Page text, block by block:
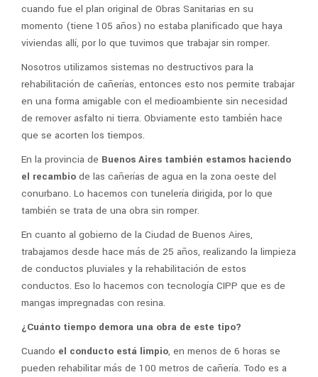
cuando fue el plan original de Obras Sanitarias en su
momento (tiene 105 años) no estaba planificado que haya
viviendas allí, por lo que tuvimos que trabajar sin romper.
Nosotros utilizamos sistemas no destructivos para la
rehabilitación de cañerías, entonces esto nos permite trabajar
en una forma amigable con el medioambiente sin necesidad
de remover asfalto ni tierra. Obviamente esto también hace
que se acorten los tiempos.
En la provincia de Buenos Aires también estamos haciendo
el recambio de las cañerías de agua en la zona oeste del
conurbano. Lo hacemos con tunelería dirigida, por lo que
también se trata de una obra sin romper.
En cuanto al gobierno de la Ciudad de Buenos Aires,
trabajamos desde hace más de 25 años, realizando la limpieza
de conductos pluviales y la rehabilitación de estos
conductos. Eso lo hacemos con tecnología CIPP que es de
mangas impregnadas con resina.
¿Cuánto tiempo demora una obra de este tipo?
Cuando el conducto está limpio, en menos de 6 horas se
pueden rehabilitar más de 100 metros de cañería. Todo es a